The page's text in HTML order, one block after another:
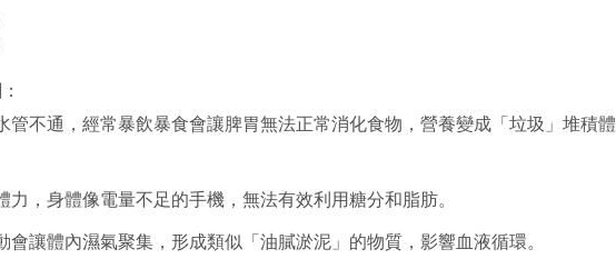
不通，經常暴飲暴食會讓脾胃無法正常消化食物，營養變成「垃圾」堆積體
，身體像電量不足的手機，無法有效利用糖分和脂肪。
讓體內濕氣聚集，形成類似「油膩淤泥」的物質，影響血液循環。